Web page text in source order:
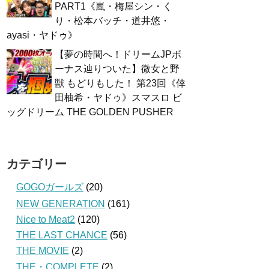
PART1《嵐・梅屋シン・く
り・松本バッチ・道井悠・
ayasi・ヤドゥ》
【夢の時間へ！ドリームJPボ
ーナス辿りついた】微女と野
獣 もどりもした！ 第23回《倖
田柚希・ヤドゥ》スマスロ ビ
ッグドリーム THE GOLDEN PUSHER
カテゴリー
GOGOガールズ (20)
NEW GENERATION (161)
Nice to Meat2 (120)
THE LAST CHANCE (56)
THE MOVIE (2)
THE・COMPLETE (2)